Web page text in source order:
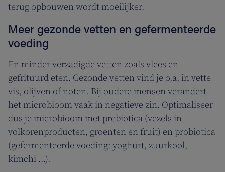
terug opbouwen wordt moeilijker.
Meer gezonde vetten en gefermenteerde
voeding
En minder verzadigde vetten zoals vlees en
gefrituurd eten. Gezonde vetten vind je o.a. in vette
vis, olijven of noten. Bij oudere mensen verandert
het microbioom vaak in negatieve zin. Optimaliseer
dus je microbioom met prebiotica (vezels in
volkorenproducten, groenten en fruit) en probiotica
(gefermenteerde voeding: yoghurt, zuurkool,
kimchi ...).